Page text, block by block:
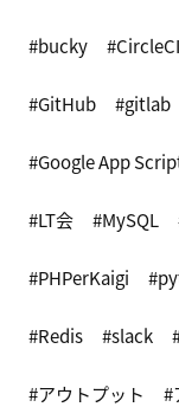
bucky CircleCI
GitHub gitlab
Google App
LT会 MySQL
PHPerKaigi
Redis slack
アウトプット